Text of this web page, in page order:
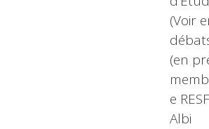
(Voir
(en
e
Albi